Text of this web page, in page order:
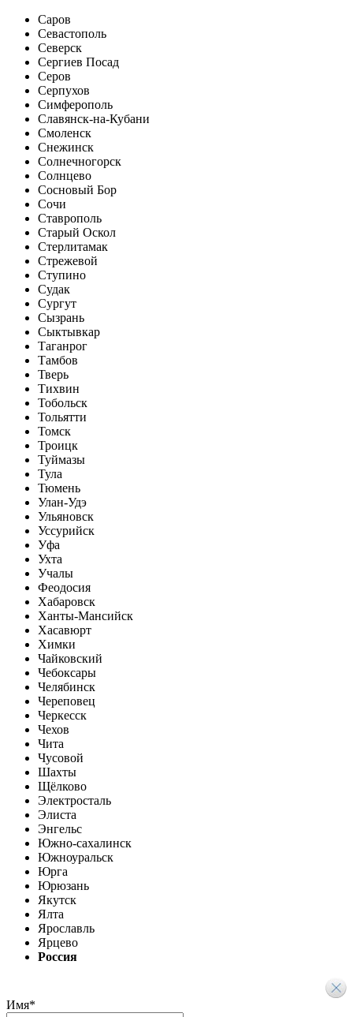
Саров
Севастополь
Северск
Сергиев Посад
Серов
Серпухов
Симферополь
Славянск-на-Кубани
Смоленск
Снежинск
Солнечногорск
Солнцево
Сосновый Бор
Сочи
Ставрополь
Старый Оскол
Стерлитамак
Стрежевой
Ступино
Судак
Сургут
Сызрань
Сыктывкар
Таганрог
Тамбов
Тверь
Тихвин
Тобольск
Тольятти
Томск
Троицк
Туймазы
Тула
Тюмень
Улан-Удэ
Ульяновск
Уссурийск
Уфа
Ухта
Учалы
Феодосия
Хабаровск
Ханты-Мансийск
Хасавюрт
Химки
Чайковский
Чебоксары
Челябинск
Череповец
Черкесск
Чехов
Чита
Чусовой
Шахты
Щёлково
Электросталь
Элиста
Энгельс
Южно-сахалинск
Южноуральск
Юрга
Юрюзань
Якутск
Ялта
Ярославль
Ярцево
Россия
Имя*